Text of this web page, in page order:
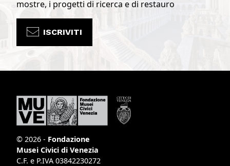
mostre, i progetti di ricerca e di restauro
ISCRIVITI
© 2026 - Fondazione
Musei Civici di Venezia
C.F. e P.IVA 03842230272